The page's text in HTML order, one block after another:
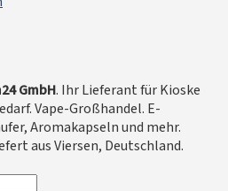
GmbH. Ihr Lieferant für Kioske
Vape-Großhandel. E-
Aromakapseln und mehr.
aus Viersen, Deutschland.